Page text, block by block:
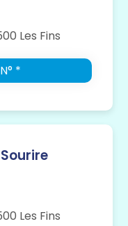
Les Fins
*
Les Fins